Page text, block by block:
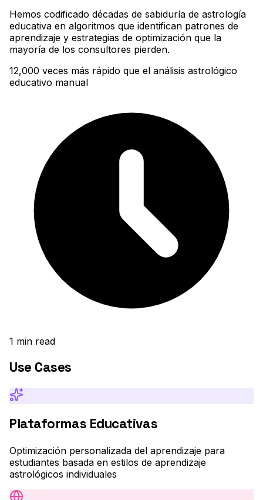
Hemos codificado décadas de sabiduría de astrología
educativa en algoritmos que identifican patrones de
aprendizaje y estrategias de optimización que la
mayoría de los consultores pierden.
12,000 veces más rápido que el análisis astrológico
educativo manual
1 min read
Use Cases
Plataformas Educativas
Optimización personalizada del aprendizaje para
estudiantes basada en estilos de aprendizaje
astrológicos individuales